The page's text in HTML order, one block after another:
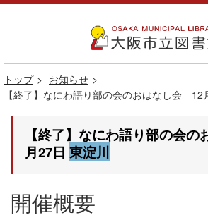
トップ
お知らせ
【終了】なにわ語り部の会のおはなし会 12
【終了】なにわ語り部の会
月27日 東淀川
開催概要